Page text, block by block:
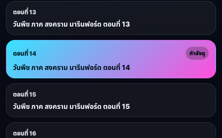
ตอนที่ 13
วันพีช ภาค สงคราม มารีนฟอร์ด ตอนที่ 13
ตอนที่ 14 กำลังดู
วันพีช ภาค สงคราม มารีนฟอร์ด ตอนที่ 14
ตอนที่ 15
วันพีช ภาค สงคราม มารีนฟอร์ด ตอนที่ 15
ตอนที่ 16